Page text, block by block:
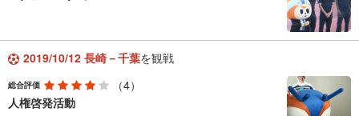
2019/10/12 長崎－千葉を観戦
総合評価
（4）
人権啓発活動